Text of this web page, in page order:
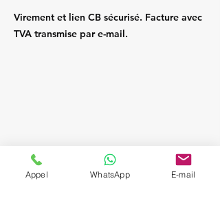
Virement et lien CB sécurisé. Facture avec
TVA transmise par e-mail.
Appel WhatsApp E-mail